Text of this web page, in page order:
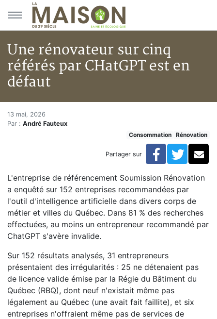
Aller au menu principal
Aller au contenu principal
Une rénovateur sur cinq
référés par CHatGPT est en
défaut
Accueil
Articles
Une rénovateur sur cinq référés par CHatGPT est en
Une rénovateur sur cinq
13 mai, 2026
Par : André Fauteux
Consommation
Rénovation
Partager sur Facebook
L'entreprise de référencement Soumission Rénovation
a enquêté sur 152 entreprises recommandées par
l'outil d'intelligence artificielle dans divers corps de
métier et villes du Québec. Dans 81 % des recherches
effectuées, au moins un entrepreneur recommandé par
ChatGPT s'avère invalide.
Sur 152 résultats analysés, 31 entrepreneurs
présentaient des irrégularités : 25 ne détenaient pas
de licence valide émise par la Régie du Bâtiment du
Québec (RBQ), dont neuf n'existait même pas
légalement au Québec (une avait fait faillite), et six
entreprises n'offraient même pas de services de